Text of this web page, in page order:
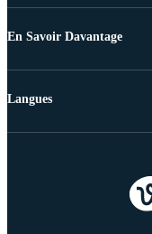
En Savoir Davantage
Langues